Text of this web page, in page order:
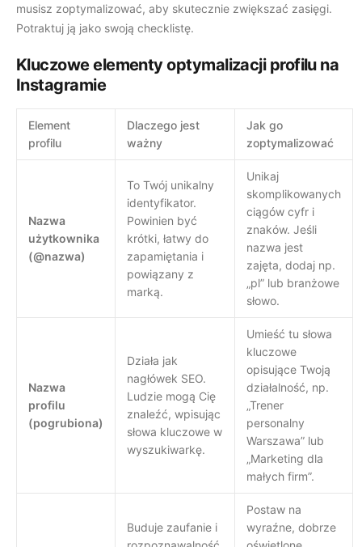
musisz zoptymalizować, aby skutecznie zwiększać zasięgi.
Potraktuj ją jako swoją checklistę.
Kluczowe elementy optymalizacji profilu na
Instagramie
Element
profilu
Dlaczego jest
ważny
Jak go
zoptymalizować
Nazwa
użytkownika
(@nazwa)
To Twój unikalny
identyfikator.
Powinien być
krótki, łatwy do
zapamiętania i
powiązany z
marką.
Unikaj
skomplikowanych
ciągów cyfr i
znaków. Jeśli
nazwa jest
zajęta, dodaj np.
„pl” lub branżowe
słowo.
Nazwa
profilu
(pogrubiona)
Działa jak
nagłówek SEO.
Ludzie mogą Cię
znaleźć, wpisując
słowa kluczowe w
wyszukiwarkę.
Umieść tu słowa
kluczowe
opisujące Twoją
działalność, np.
„Trener
personalny
Warszawa” lub
„Marketing dla
małych firm”.
Buduje zaufanie i
Postaw na
wyraźne, dobrze